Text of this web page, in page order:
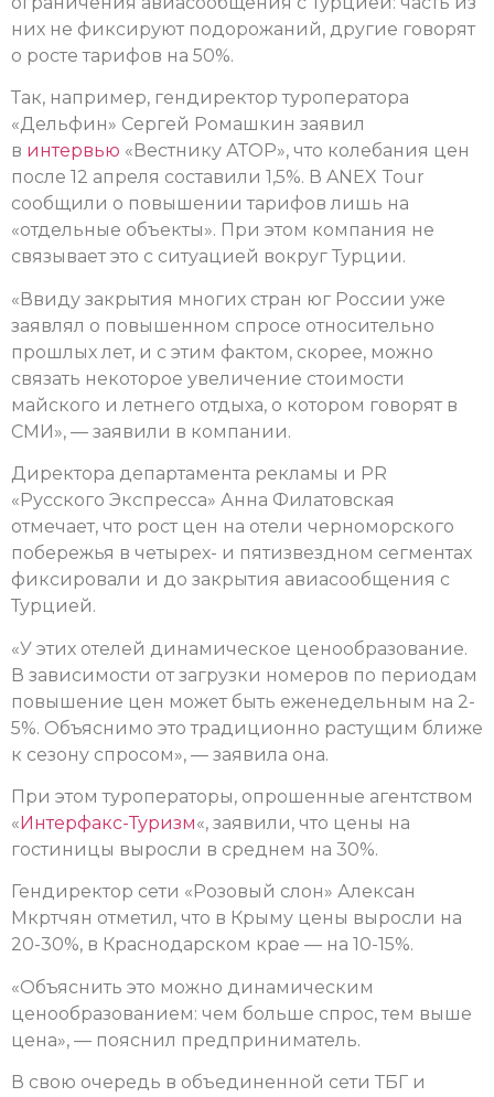
них не фиксируют подорожаний, другие говорят
о росте тарифов на 50%.
Так, например, гендиректор туроператора
«Дельфин» Сергей Ромашкин заявил
в интервью «Вестнику АТОР», что колебания цен
после 12 апреля составили 1,5%. В ANEX Tour
сообщили о повышении тарифов лишь на
«отдельные объекты». При этом компания не
связывает это с ситуацией вокруг Турции.
«Ввиду закрытия многих стран юг России уже
заявлял о повышенном спросе относительно
прошлых лет, и с этим фактом, скорее, можно
связать некоторое увеличение стоимости
майского и летнего отдыха, о котором говорят в
СМИ», — заявили в компании.
Директора департамента рекламы и PR
«Русского Экспресса» Анна Филатовская
отмечает, что рост цен на отели черноморского
побережья в четырех- и пятизвездном сегментах
фиксировали и до закрытия авиасообщения с
Турцией.
«У этих отелей динамическое ценообразование.
В зависимости от загрузки номеров по периодам
повышение цен может быть еженедельным на 2-
5%. Объяснимо это традиционно растущим ближе
к сезону спросом», — заявила она.
При этом туроператоры, опрошенные агентством
«Интерфакс-Туризм«, заявили, что цены на
гостиницы выросли в среднем на 30%.
Гендиректор сети «Розовый слон» Алексан
Мкртчян отметил, что в Крыму цены выросли на
20-30%, в Краснодарском крае — на 10-15%.
«Объяснить это можно динамическим
ценообразованием: чем больше спрос, тем выше
цена», — пояснил предприниматель.
В свою очередь в объединенной сети ТБГ и